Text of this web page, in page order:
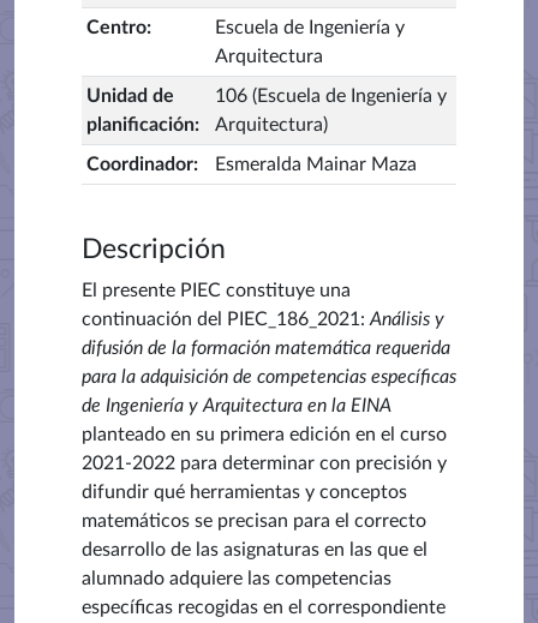
Centro:
Escuela de Ingeniería y
Arquitectura
Unidad de
planificación:
106 (Escuela de Ingeniería y
Arquitectura)
Coordinador: Esmeralda Mainar Maza
Descripción
El presente PIEC constituye una
continuación del PIEC_186_2021: Análisis y
difusión de la formación matemática requerida
para la adquisición de competencias específicas
de Ingeniería y Arquitectura en la EINA
planteado en su primera edición en el curso
2021-2022 para determinar con precisión y
difundir qué herramientas y conceptos
matemáticos se precisan para el correcto
desarrollo de las asignaturas en las que el
alumnado adquiere las competencias
específicas recogidas en el correspondiente